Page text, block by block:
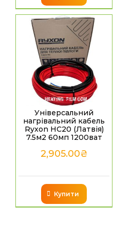
Універсальний
нагрівальний кабель
Ryxon HC20 (Латвія)
7.5м2 60мп 1200ват
2,905.00₴
Купити